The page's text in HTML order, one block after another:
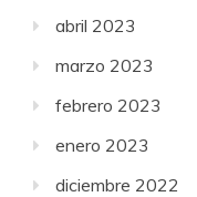
abril 2023
marzo 2023
febrero 2023
enero 2023
diciembre 2022